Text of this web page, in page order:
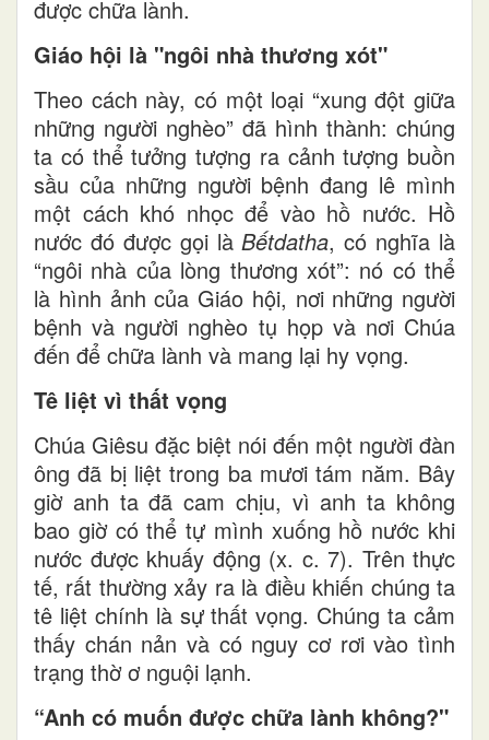
được chữa lành.
Giáo hội là "ngôi nhà thương xót"
Theo cách này, có một loại “xung đột giữa
những người nghèo” đã hình thành: chúng
ta có thể tưởng tượng ra cảnh tượng buồn
sầu của những người bệnh đang lê mình
một cách khó nhọc để vào hồ nước. Hồ
nước đó được gọi làBếtdatha, có nghĩa là
“ngôi nhà của lòng thương xót”: nó có thể
là hình ảnh của Giáo hội, nơi những người
bệnh và người nghèo tụ họp và nơi Chúa
đến để chữa lành và mang lại hy vọng.
Tê liệt vì thất vọng
Chúa Giêsu đặc biệt nói đến một người đàn
ông đã bị liệt trong ba mươi tám năm. Bây
giờ anh ta đã cam chịu, vì anh ta không
bao giờ có thể tự mình xuống hồ nước khi
nước được khuấy động (x. c. 7). Trên thực
tế, rất thường xảy ra là điều khiến chúng ta
tê liệt chính là sự thất vọng. Chúng ta cảm
thấy chán nản và có nguy cơ rơi vào tình
trạng thờ ơ nguội lạnh.
“Anh có muốn được chữa lành không?"